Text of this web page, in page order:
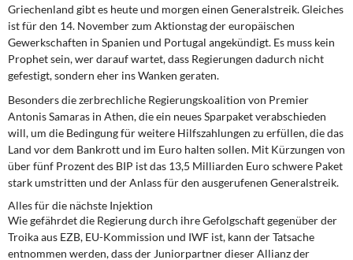
Memo-Gruppe
Institut Solidarische Moderne
Rosa-Luxemburg-Stiftung
Über mich
Kontakt
Griechenland gibt es heute und morgen einen Generalstreik. Gleiches
ist für den 14. November zum Aktionstag der europäischen
Gewerkschaften in Spanien und Portugal angekündigt. Es muss kein
Prophet sein, wer darauf wartet, dass Regierungen dadurch nicht
gefestigt, sondern eher ins Wanken geraten.
Besonders die zerbrechliche Regierungskoalition von Premier
Antonis Samaras in Athen, die ein neues Sparpaket verabschieden
will, um die Bedingung für weitere Hilfszahlungen zu erfüllen, die das
Land vor dem Bankrott und im Euro halten sollen. Mit Kürzungen von
über fünf Prozent des BIP ist das 13,5 Milliarden Euro schwere Paket
stark umstritten und der Anlass für den ausgerufenen Generalstreik.
Alles für die nächste Injektion
Wie gefährdet die Regierung durch ihre Gefolgschaft gegenüber der
Troika aus EZB, EU-Kommission und IWF ist, kann der Tatsache
entnommen werden, dass der Juniorpartner dieser Allianz der